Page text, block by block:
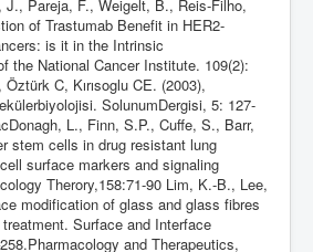
J., Pareja, F., Weigelt, B., Reis-Filho,
of Trastumab Benefit in HER2-
is it in the Intrinsic
the National Cancer Institute. 109(2):
C, Kırısoglu CE. (2003),
SolunumDergisi, 5: 127-
L., Finn, S.P., Cuffe, S., Barr,
stem cells in drug resistant lung
surface markers and signaling
Therory,158:71-90 Lim, K.-B., Lee,
modification of glass and glass fibres
Surface and Interface
and Therapeutics,